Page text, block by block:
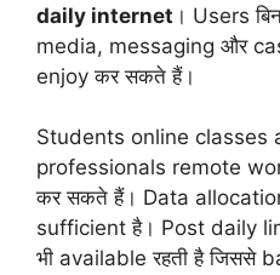
daily internet । Users
media, messaging और
enjoy कर सकते हैं।
Students online
professionals remote
कर सकते हैं। Data
sufficient है। Post daily
भी available रहती है जिससे